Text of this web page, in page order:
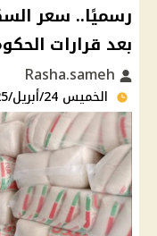
رسميًا.. سعر
بعد قرارات
الخميس 24/أبريل/2025 - 10:44 ص